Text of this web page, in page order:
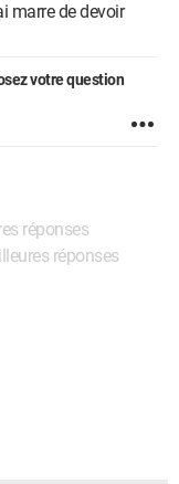
marre de devoir
votre question
réponses
réponses